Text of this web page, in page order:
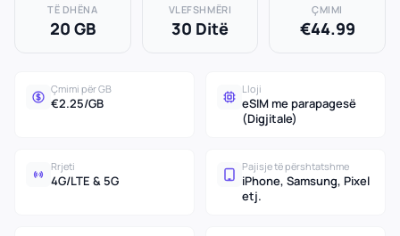
TË DHËNA
20 GB
VLEFSHMËRI
30 Ditë
ÇMIMI
€44.99
Çmimi për GB
€2.25/GB
Lloji
eSIM me parapagesë
(Digjitale)
Rrjeti
4G/LTE & 5G
Pajisje të përshtatshme
iPhone, Samsung, Pixel
etj.